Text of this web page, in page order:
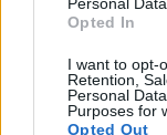
Opted In
I want to opt-
Retention,
Personal
Purposes for
Opted Out
trọng trong cơ
nhiều chức
thực phẩm là
người có thể
phẩm hàng ngày.